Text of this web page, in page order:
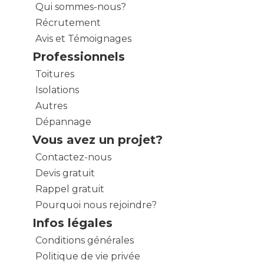
Qui sommes-nous?
Récrutement
Avis et Témoignages
Professionnels
Toitures
Isolations
Autres
Dépannage
Vous avez un projet?
Contactez-nous
Devis gratuit
Rappel gratuit
Pourquoi nous rejoindre?
Infos légales
Conditions générales
Politique de vie privée